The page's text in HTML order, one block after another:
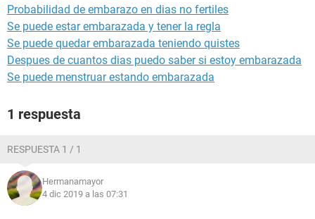
Probabilidad de embarazo en dias no fertiles
Se puede estar embarazada y tener la regla
Se puede quedar embarazada teniendo quistes
Despues de cuantos dias puedo saber si estoy embarazada
Se puede menstruar estando embarazada
1 respuesta
RESPUESTA 1 / 1
Hermanamayor
4 dic 2019 a las 07:31